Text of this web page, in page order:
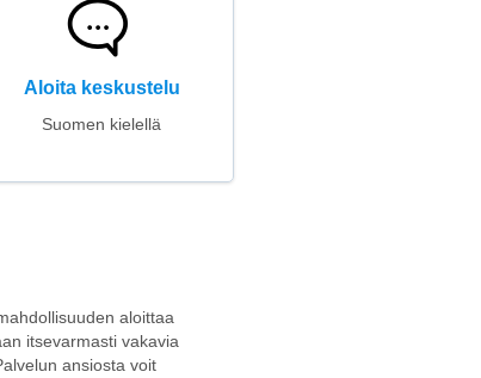
Aloita keskustelu
Suomen kielellä
aloittaa
itsevarmasti vakavia
ansiosta voit